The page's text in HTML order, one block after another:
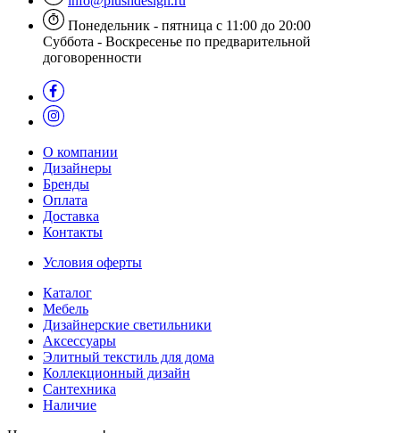
Понедельник - пятница с 11:00 до 20:00
Суббота - Воскресенье по предварительной
договоренности
О компании
Дизайнеры
Бренды
Оплата
Доставка
Контакты
Условия оферты
Каталог
Мебель
Дизайнерские светильники
Аксессуары
Элитный текстиль для дома
Коллекционный дизайн
Сантехника
Наличие